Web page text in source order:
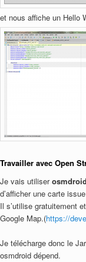
et nous affiche un Hello
Travailler avec Open
Je vais utiliserosmdroid
d’afficher une carte
Il s’utilise gratuitement
Google Map.(https://
Je télécharge donc le
osmdroid dépend.